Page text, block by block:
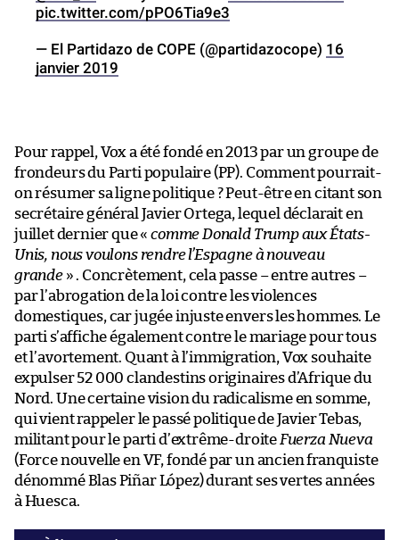
pic.twitter.com/pPO6Tia9e3
— El Partidazo de COPE (@partidazocope) 16
janvier 2019
Pour rappel, Vox a été fondé en 2013 par un groupe de
frondeurs du Parti populaire (PP). Comment pourrait-
on résumer sa ligne politique ? Peut-être en citant son
secrétaire général Javier Ortega, lequel déclarait en
juillet dernier que «comme Donald Trump aux États-
Unis, nous voulons rendre l’Espagne à nouveau
grande» . Concrètement, cela passe – entre autres –
par l’abrogation de la loi contre les violences
domestiques, car jugée injuste envers les hommes. Le
parti s’affiche également contre le mariage pour tous
et l’avortement. Quant à l’immigration, Vox souhaite
expulser 52 000 clandestins originaires d’Afrique du
Nord. Une certaine vision du radicalisme en somme,
qui vient rappeler le passé politique de Javier Tebas,
militant pour le parti d’extrême-droite Fuerza Nueva
(Force nouvelle en VF, fondé par un ancien franquiste
dénommé Blas Piñar López) durant ses vertes années
à Huesca.